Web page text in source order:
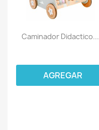
Caminador Didactico...
AGREGAR